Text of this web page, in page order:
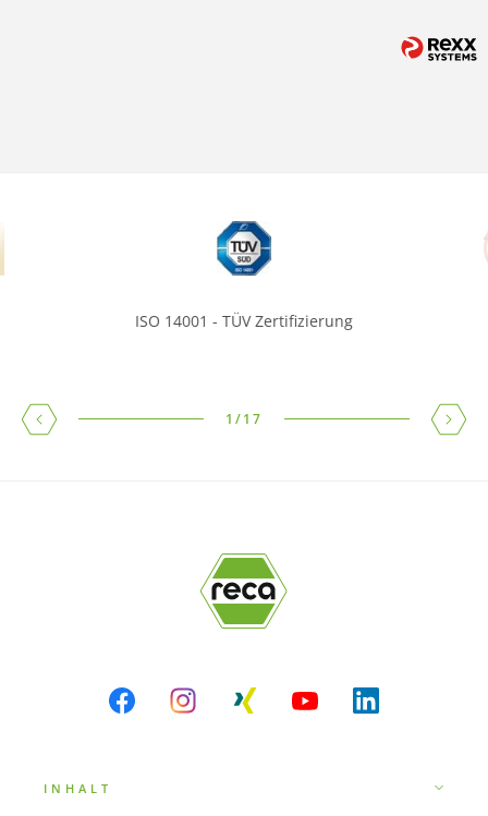
ISO 14001 - TÜV Zertifizierung
1 /17
INHALT